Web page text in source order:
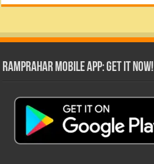
RamPrahar Mobile App: Get it Now!